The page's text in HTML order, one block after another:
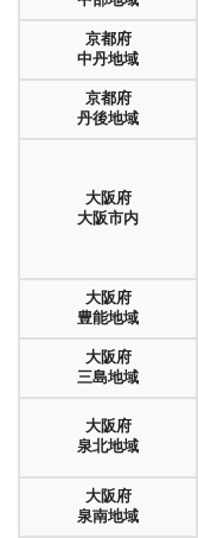
京都府
中丹地域
京都府
丹後地域
大阪府
大阪市内
大阪府
豊能地域
大阪府
三島地域
大阪府
泉北地域
大阪府
泉南地域